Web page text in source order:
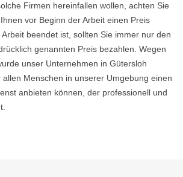
Firmen hereinfallen wollen, achten Sie
vor Beginn der Arbeit einen Preis
beendet ist, sollten Sie immer nur den
genannten Preis bezahlen. Wegen
unser Unternehmen in Gütersloh
Menschen in unserer Umgebung einen
anbieten können, der professionell und